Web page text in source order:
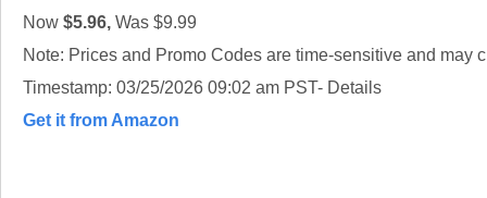
Now $5.96, Was $9.99
Note: Prices and Promo Codes are time-sensitive and may
Timestamp: 03/25/2026 09:02 am PST- Details
Get it from Amazon